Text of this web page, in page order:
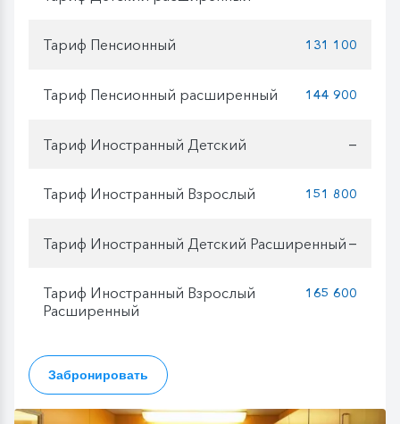
Тариф Пенсионный 131 100
Тариф Пенсионный расширенный 144 900
Тариф Иностранный Детский —
Тариф Иностранный Взрослый 151 800
Тариф Иностранный Детский Расширенный —
Тариф Иностранный Взрослый
Расширенный
165 600
Забронировать